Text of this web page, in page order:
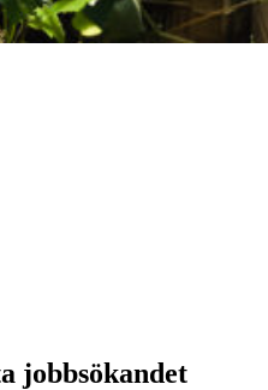
jobbsökandet